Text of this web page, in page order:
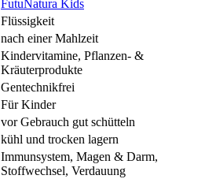
FutuNatura Kids
Flüssigkeit
nach einer Mahlzeit
Kindervitamine, Pflanzen- &
Kräuterprodukte
Gentechnikfrei
Für Kinder
vor Gebrauch gut schütteln
kühl und trocken lagern
Immunsystem, Magen & Darm,
Stoffwechsel, Verdauung